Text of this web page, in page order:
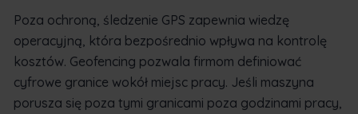
Poza ochroną, śledzenie GPS zapewnia wiedzę
operacyjną, która bezpośrednio wpływa na kontrolę
kosztów. Geofencing pozwala firmom definiować
cyfrowe granice wokół miejsc pracy. Jeśli maszyna
porusza się poza tymi granicami poza godzinami pracy,